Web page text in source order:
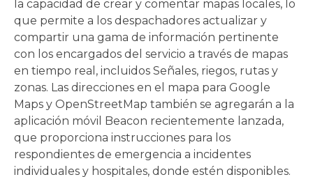
la capacidad de crear y comentar mapas locales, lo
que permite a los despachadores actualizar y
compartir una gama de información pertinente
con los encargados del servicio a través de mapas
en tiempo real, incluidos Señales, riegos, rutas y
zonas. Las direcciones en el mapa para Google
Maps y OpenStreetMap también se agregarán a la
aplicación móvil Beacon recientemente lanzada,
que proporciona instrucciones para los
respondientes de emergencia a incidentes
individuales y hospitales, donde estén disponibles.